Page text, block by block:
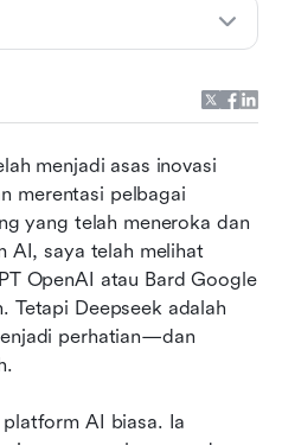
menjadi asas inovasi
merentasi pelbagai
yang telah meneroka dan
AI, saya telah melihat
OpenAI atau Bard Google
Tetapi Deepseek adalah
perhatian—dan
AI biasa. Ia
Menyelesaikan cabaran
untuk
begitu banyak
dengan Deepseek +